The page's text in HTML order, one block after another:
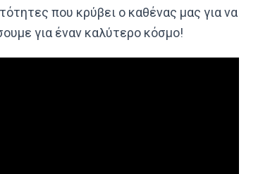
που κρύβει ο καθένας μας για να
για έναν καλύτερο κόσμο!